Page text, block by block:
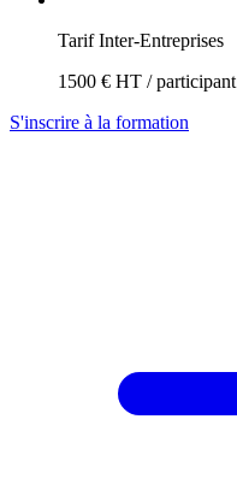
Tarif Inter-Entreprises
1500 € HT / participant
S'inscrire à la formation